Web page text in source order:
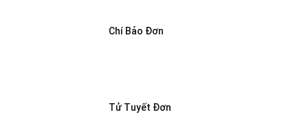
Chí Bảo Đơn
Tử Tuyết Đơn